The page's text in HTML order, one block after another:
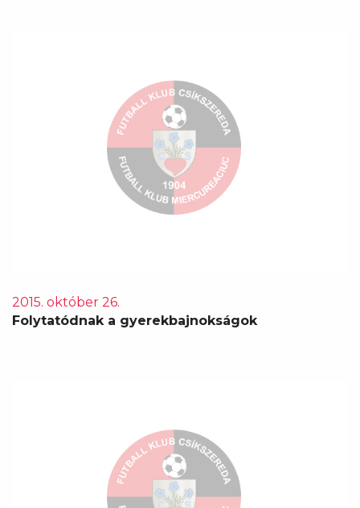
2015. október 26.
Folytatódnak a gyerekbajnokságok